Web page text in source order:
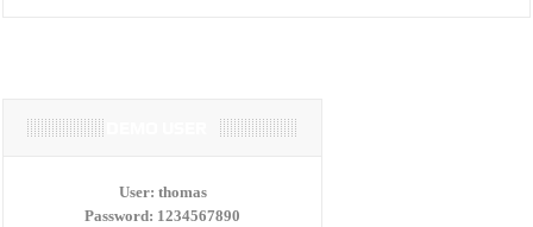
User: thomas
Password: 1234567890